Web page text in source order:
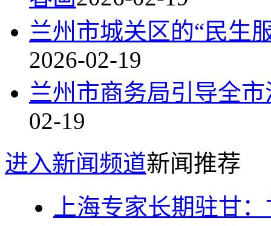
兰州市城关区的“民生
2026-02-19
兰州市商务局引导全
02-19
进入新闻频道新闻推荐
上海专家长期驻甘